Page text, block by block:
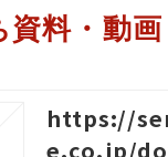
資料・動画
https://
e.co.jp/